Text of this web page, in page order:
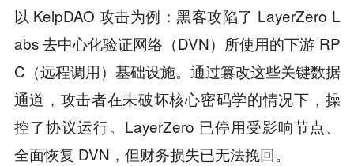
以 KelpDAO 攻击为例：黑客攻陷了 LayerZero L
abs 去中心化验证网络（DVN）所使用的下游 RP
C（远程调用）基础设施。通过篡改这些关键数据
通道，攻击者在未破坏核心密码学的情况下，操
控了协议运行。LayerZero 已停用受影响节点、
全面恢复 DVN，但财务损失已无法挽回。